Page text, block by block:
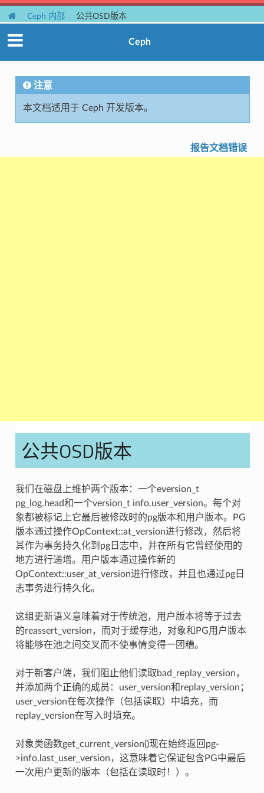
Ceph 内部 公共OSD版本
Ceph
注意
本文档适用于 Ceph 开发版本。
报告文档错误
公共OSD版本
我们在磁盘上维护两个版本：一个eversion_t
pg_log.head和一个version_t info.user_version。每个对
象都被标记上它最后被修改时的pg版本和用户版本。PG
版本通过操作OpContext::at_version进行修改，然后将
其作为事务持久化到pg日志中，并在所有它曾经使用的
地方进行递增。用户版本通过操作新的
OpContext::user_at_version进行修改，并且也通过pg日
志事务进行持久化。
这组更新语义意味着对于传统池，用户版本将等于过去
的reassert_version，而对于缓存池，对象和PG用户版本
将能够在池之间交叉而不使事情变得一团糟。
对于新客户端，我们阻止他们读取bad_replay_version，
并添加两个正确的成员：user_version和replay_version；
user_version在每次操作（包括读取）中填充，而
replay_version在写入时填充。
对象类函数get_current_version()现在始终返回pg-
>info.last_user_version，这意味着它保证包含PG中最后
一次用户更新的版本（包括在读取时！）。